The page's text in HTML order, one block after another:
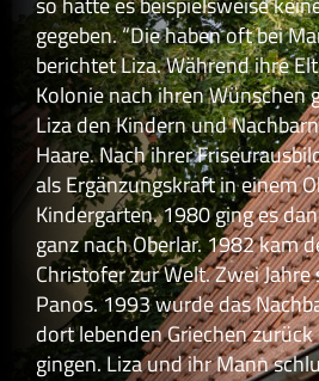
gegeben. “Die haben oft bei
berichtet Liza. Während ihre
Kolonie nach ihren Wünschen
Liza den Kindern und
Haare. Nach ihrer
als Ergänzungskraft in einem
Kindergarten. 1980 ging es
ganz nach Oberlar. 1982 kam
Christofer zur Welt. Zwei Jahre
Panos. 1993 wurde das
dort lebenden Griechen
gingen. Liza und ihr Mann